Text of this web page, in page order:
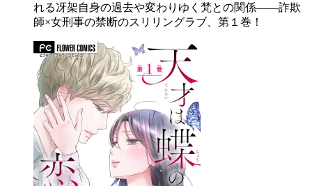
れる冴架自身の過去や変わりゆく梵との関係――詐欺
師×女刑事の禁断のスリリングラブ、第１巻！